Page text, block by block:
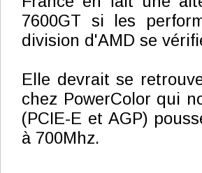
7600GT si les
division d'AMD se
Elle devrait se
chez PowerColor qui
(PCIE-E et AGP)
à 700Mhz.